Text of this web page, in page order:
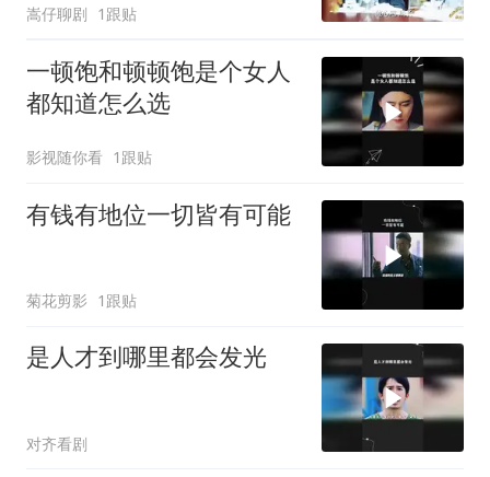
嵩仔聊剧 1跟贴
一顿饱和顿顿饱是个女人
都知道怎么选
影视随你看 1跟贴
有钱有地位一切皆有可能
菊花剪影 1跟贴
是人才到哪里都会发光
对齐看剧